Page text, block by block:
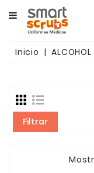
CATEGORY
MARCAS
TOONIFORMS
Inicio ALCOHOL
Filtrar